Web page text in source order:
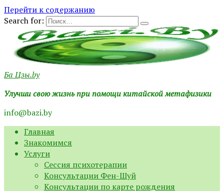
Перейти к содержанию
Search for:
Ба Цзы.by
Улучши свою жизнь при помощи китайской метафизики
info@bazi.by
Главная
Знакомимся
Услуги
Сессия психотерапии
Консультации Фен-Шуй
Консультации по карте рождения